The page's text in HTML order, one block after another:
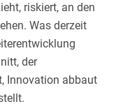
riskiert, an den
Was derzeit
der
Innovation abbaut